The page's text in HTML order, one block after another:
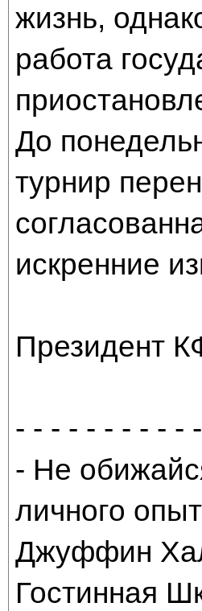
жизнь,
работа
До
турнир
искренние
Президент
- - - - - - - - - -
- Не
личного
Джуффин
Гостинная